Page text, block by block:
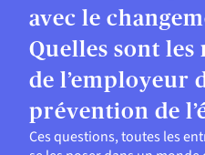
avec le
Quelles sont
de l’employeur
prévention de
Ces questions, toutes les